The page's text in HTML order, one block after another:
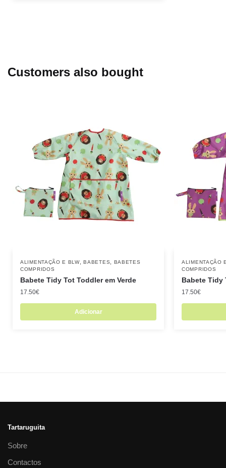
Customers also bought
ALIMENTAÇÃO E BLW,BABETES
BABETES
COMPRIDOS
Babete Tidy Tot Toddler em Verde
17.50€
Adicionar
ALIMENTAÇÃO
COMPRIDOS
Babete Tidy
17.50€
Tartaruguita
Sobre
Contactos